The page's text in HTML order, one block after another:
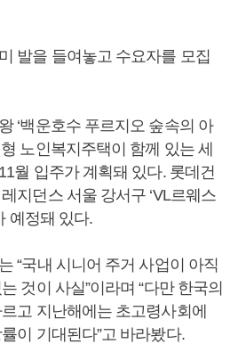
발을 들여놓고 수요자를 모집
‘백운호수 푸르지오 숲속의 아
노인복지주택이 함께 있는 세
월 입주가 계획돼 있다. 롯데건
지던스 서울 강서구 ‘VL르웨스
예정돼 있다.
“국내 시니어 주거 사업이 아직
것이 사실”이라며 “다만 한국의
고 지난해에는 초고령사회에
이 기대된다”고 바라봤다.